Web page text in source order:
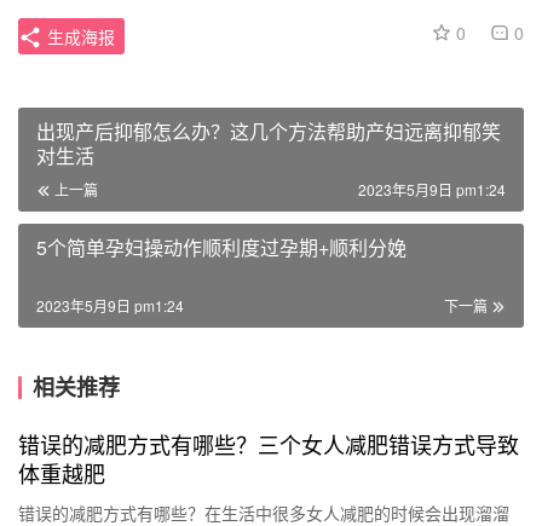
0 0
生成海报
出现产后抑郁怎么办？这几个方法帮助产妇远离抑郁笑
对生活
上一篇 2023年5月9日 pm1:24
5个简单孕妇操动作顺利度过孕期+顺利分娩
下一篇
2023年5月9日 pm1:24
相关推荐
错误的减肥方式有哪些？三个女人减肥错误方式导致
体重越肥
错误的减肥方式有哪些？在生活中很多女人减肥的时候会出现溜溜